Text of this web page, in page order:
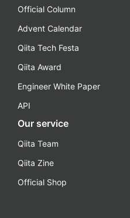
Official Column
Advent Calendar
Qiita Tech Festa
Qiita Award
Engineer White Paper
API
Our service
Qiita Team
Qiita Zine
Official Shop